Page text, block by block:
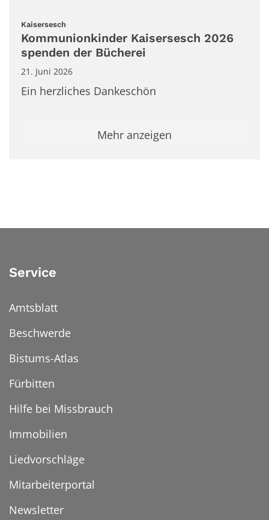
Kaisersesch
Kommunionkinder Kaisersesch 2026
spenden der Bücherei
21. Juni 2026
Ein herzliches Dankeschön
Mehr anzeigen
Service
Amtsblatt
Beschwerde
Bistums-Atlas
Fürbitten
Hilfe bei Missbrauch
Immobilien
Liedvorschläge
Mitarbeiterportal
Newsletter